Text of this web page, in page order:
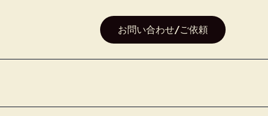
お問い合わせ/ご依頼